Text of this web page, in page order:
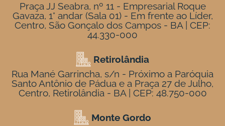
Praça JJ Seabra, nº 11 - Empresarial Roque
Gavaza, 1° andar (Sala 01) - Em frente ao Líder,
Centro, São Gonçalo dos Campos - BA | CEP:
44.330-000
Retirolândia
Rua Mané Garrincha, s/n - Próximo a Paróquia
Santo Antônio de Pádua e a Praça 27 de Julho,
Centro, Retirolândia - BA | CEP: 48.750-000
Monte Gordo